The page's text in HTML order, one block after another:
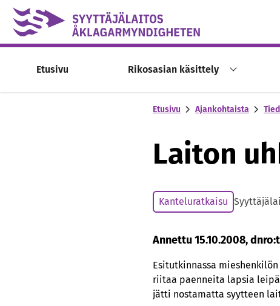
Skip to content -saavutettavuusohje
Etusivu Rikosasian käsittely
Etusivu Ajankohtaista
Laiton
Kanteluratkaisu
Annettu 15.10.2008,
Esitutkinnassa
riitaa paenneita lapsia
jätti nostamatta syytteen